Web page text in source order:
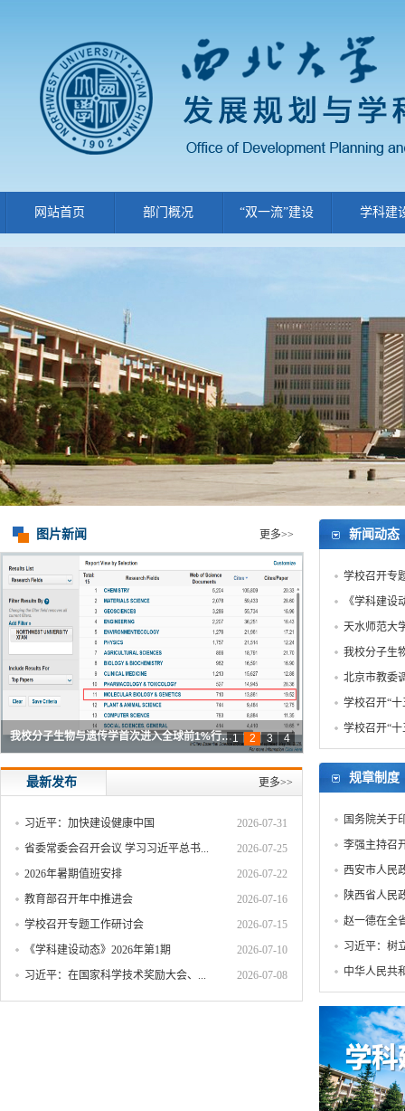
网站首页 部门概况 “双一流”建设 学科建
更多>>
图片新闻
天水师范大学来校调研
我校分子生物与遗传学首次进入全球前1%行…
北京市教委调研组来校考察
学校召开“十五五”规划编制研讨推进会
1 2 3 4
更多>>
最新发布
2026-07-31
习近平：加快建设健康中国
2026-07-25
省委常委会召开会议 学习习近平总书...
2026-07-22
2026年暑期值班安排
2026-07-16
教育部召开年中推进会
2026-07-15
学校召开专题工作研讨会
2026-07-10
《学科建设动态》2026年第1期
2026-07-08
习近平：在国家科学技术奖励大会、...
新闻动态
学校召开专
《学科建设
天水师范大
我校分子生
北京市教委
学校召开“
学校召开“
规章制度
国务院关于
李强主持召
西安市人民
陕西省人民
赵一德在全
习近平：树
中华人民共